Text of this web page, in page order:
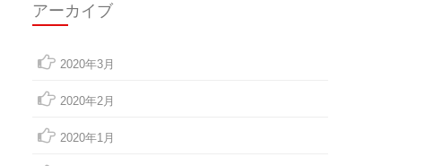
アーカイブ
2020年3月
2020年2月
2020年1月